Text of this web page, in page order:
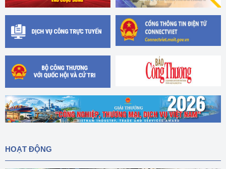
HOẠT ĐỘNG